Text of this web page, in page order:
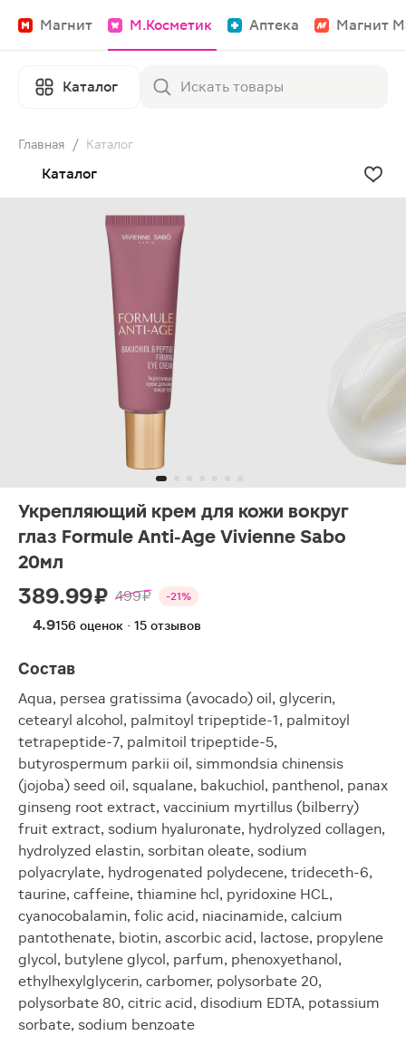
Магнит М.Косметик Аптека Магнит
Каталог
Главная / Каталог
Каталог
Укрепляющий крем для кожи вокруг
глаз Formule Anti-Age Vivienne Sabo
20мл
389.99 ₽ 499 ₽ -21%
4.9156 оценок · 15 отзывов
Состав
Aqua, persea gratissima (avocado) oil, glycerin,
cetearyl alcohol, palmitoyl tripeptide-1, palmitoyl
tetrapeptide-7, palmitoil tripeptide-5,
butyrospermum parkii oil, simmondsia chinensis
(jojoba) seed oil, squalane, bakuchiol, panthenol, panax
ginseng root extract, vaccinium myrtillus (bilberry)
fruit extract, sodium hyaluronate, hydrolyzed collagen,
hydrolyzed elastin, sorbitan oleate, sodium
polyacrylate, hydrogenated polydecene, trideceth-6,
taurine, caffeine, thiamine hcl, pyridoxine HCL,
cyanocobalamin, folic acid, niacinamide, calcium
pantothenate, biotin, ascorbic acid, lactose, propylene
glycol, butylene glycol, parfum, phenoxyethanol,
ethylhexylglycerin, carbomer, polysorbate 20,
polysorbate 80, citric acid, disodium EDTA, potassium
sorbate, sodium benzoate